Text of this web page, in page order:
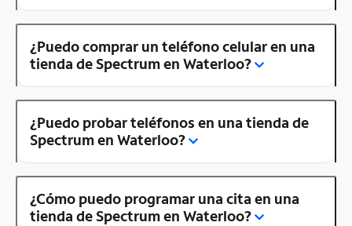
¿Puedo comprar un teléfono celular en una
tienda de Spectrum en Waterloo?
¿Puedo probar teléfonos en una tienda de
Spectrum en Waterloo?
¿Cómo puedo programar una cita en una
tienda de Spectrum en Waterloo?